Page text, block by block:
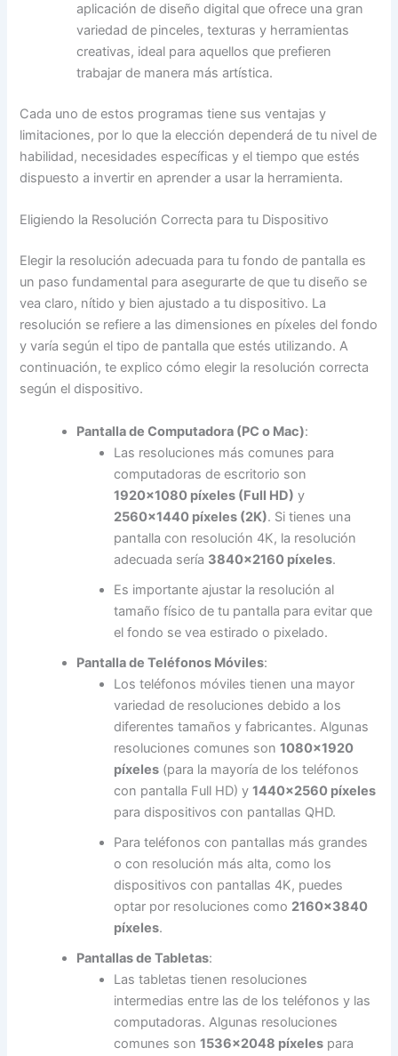
aplicación de diseño digital que ofrece una gran
variedad de pinceles, texturas y herramientas
creativas, ideal para aquellos que prefieren
trabajar de manera más artística.
Cada uno de estos programas tiene sus ventajas y
limitaciones, por lo que la elección dependerá de tu nivel de
habilidad, necesidades específicas y el tiempo que estés
dispuesto a invertir en aprender a usar la herramienta.
Eligiendo la Resolución Correcta para tu Dispositivo
Elegir la resolución adecuada para tu fondo de pantalla es
un paso fundamental para asegurarte de que tu diseño se
vea claro, nítido y bien ajustado a tu dispositivo. La
resolución se refiere a las dimensiones en píxeles del fondo
y varía según el tipo de pantalla que estés utilizando. A
continuación, te explico cómo elegir la resolución correcta
según el dispositivo.
Pantalla de Computadora (PC o Mac):
Las resoluciones más comunes para
computadoras de escritorio son
1920×1080 píxeles (Full HD) y
2560×1440 píxeles (2K). Si tienes una
pantalla con resolución 4K, la resolución
adecuada sería 3840×2160 píxeles.
Es importante ajustar la resolución al
tamaño físico de tu pantalla para evitar que
el fondo se vea estirado o pixelado.
Pantalla de Teléfonos Móviles:
Los teléfonos móviles tienen una mayor
variedad de resoluciones debido a los
diferentes tamaños y fabricantes. Algunas
resoluciones comunes son1080×1920
píxeles (para la mayoría de los teléfonos
con pantalla Full HD) y1440×2560 píxeles
para dispositivos con pantallas QHD.
Para teléfonos con pantallas más grandes
o con resolución más alta, como los
dispositivos con pantallas 4K, puedes
optar por resoluciones como 2160×3840
píxeles.
Pantallas de Tabletas:
Las tabletas tienen resoluciones
intermedias entre las de los teléfonos y las
computadoras. Algunas resoluciones
comunes son1536×2048 píxeles para